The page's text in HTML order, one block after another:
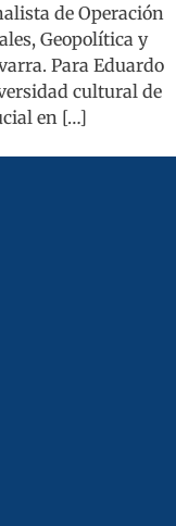
de Operación
Geopolítica y
Para Eduardo
cultural de
en […]